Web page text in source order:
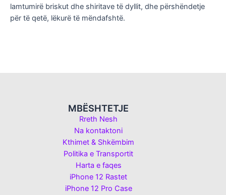
lamtumirë briskut dhe shiritave të dyllit, dhe përshëndetje
për të qetë, lëkurë të mëndafshtë.
MBËSHTETJE
Rreth Nesh
Na kontaktoni
Kthimet & Shkëmbim
Politika e Transportit
Harta e faqes
iPhone 12 Rastet
iPhone 12 Pro Case